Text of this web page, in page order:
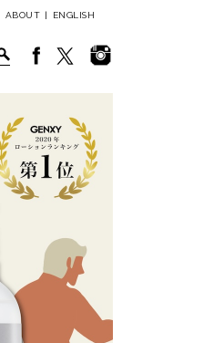
ABOUT | ENGLISH